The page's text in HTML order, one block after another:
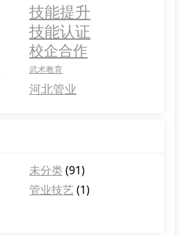
技能提升
技能认证
校企合作
武术教育
河北管业
未分类(91)
管业技艺(1)